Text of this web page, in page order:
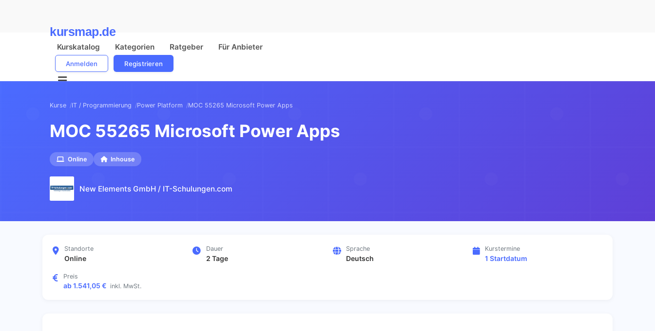
kursmap.de
Kurskatalog Kategorien Ratgeber Für Anbieter
Anmelden Registrieren
Kurse IT / Programmierung Power Platform MOC 55265 Microsoft Power Apps
MOC 55265 Microsoft Power Apps
Online Inhouse
New Elements GmbH / IT-Schulungen.com
Standorte
Online
Dauer
2 Tage
Sprache
Deutsch
Kurstermine
1 Startdatum
Preis
ab 1.541,05 € inkl. MwSt.